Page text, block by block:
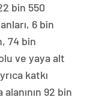
bin 550
6 bin
74 bin
ve yaya alt
katkı
92 bin